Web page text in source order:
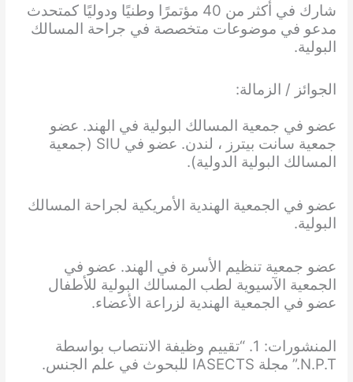
شارك في أكثر من 40 مؤتمرًا وطنيًا ودوليًا كمتحدث
مدعو في موضوعات متخصصة في جراحة المسالك
البولية.
الجوائز / الزمالة:
عضو في جمعية المسالك البولية في الهند. عضو
جمعية سانت بيترز ، لندن. عضو في SIU (جمعية
المسالك البولية الدولية).
عضو في الجمعية الهندية الأمريكية لجراحة المسالك
البولية.
عضو جمعية تنظيم الأسرة في الهند. عضو في
الجمعية الآسيوية لطب المسالك البولية للأطفال
عضو في الجمعية الهندية لزراعة الأعضاء.
المنشورات: 1. “تقييم وظيفة الانتصاب بواسطة
N.P.T.” مجلة IASECTS للبحوث في علم الجنس.